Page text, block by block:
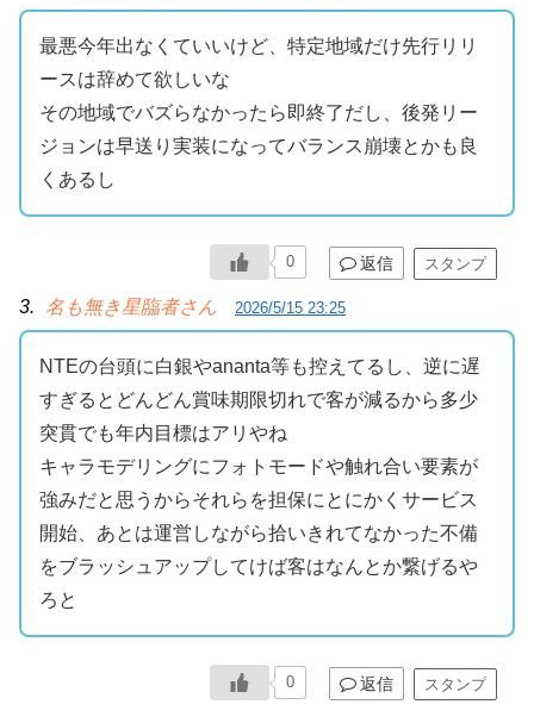
最悪今年出なくていいけど、特定地域だけ先行リリ
ースは辞めて欲しいな
その地域でバズらなかったら即終了だし、後発リー
ジョンは早送り実装になってバランス崩壊とかも良
くあるし
0 返信 スタンプ
3. 名も無き星臨者さん 2026/5/15 23:25
NTEの台頭に白銀やananta等も控えてるし、逆に遅
すぎるとどんどん賞味期限切れで客が減るから多少
突貫でも年内目標はアリやね
キャラモデリングにフォトモードや触れ合い要素が
強みだと思うからそれらを担保にとにかくサービス
開始、あとは運営しながら拾いきれてなかった不備
をブラッシュアップしてけば客はなんとか繋げるや
ろと
0 返信 スタンプ